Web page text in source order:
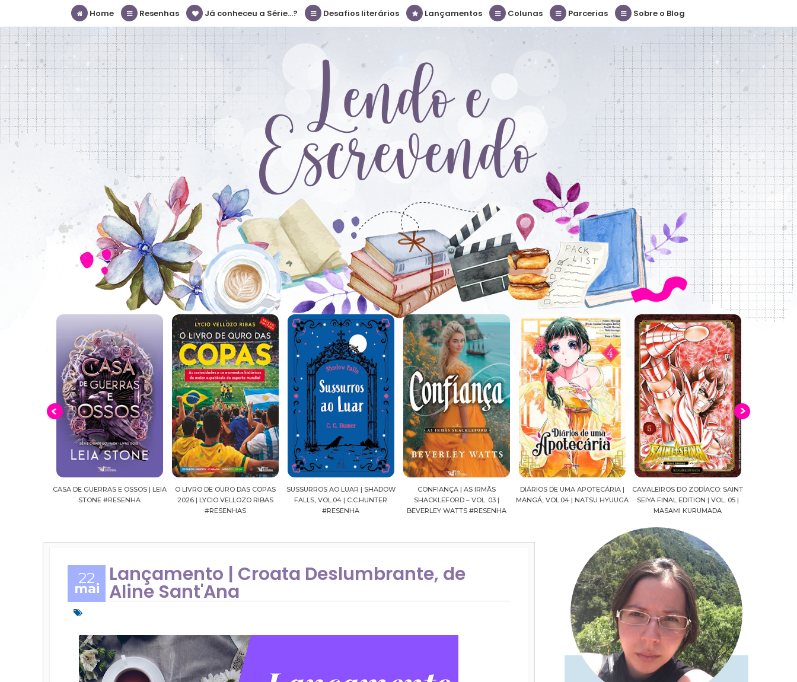
Home Resenhas Já conheceu a Série...? Desafios literários Lançamentos Colunas Parcerias Sobre o Blog
O LIVRO DE OURO DAS COPAS
2026 | LYCIO VELLOZO RIBAS
SUSSURROS AO LUAR | SHADOW
FALLS, VOL.04 | C.C.HUNTER
#RESENHA
CONFIANÇA | AS IRMÃS
SHACKLEFORD – VOL. 03 |
BEVERLEY WATTS #RESENHA
DIÁRIOS DE UMA APOTECÁRIA |
MANGÁ, VOL.04 | NATSU HYUUGA
CAVALEIROS DO ZODÍACO: SAINT
SEIYA FINAL EDITION | VOL. 05 |
CROWN OF WAR AND SHADOW |
J.R.WARD #RESENHA
22
mai
Lançamento | Croata Deslumbrante, de
Aline Sant'Ana